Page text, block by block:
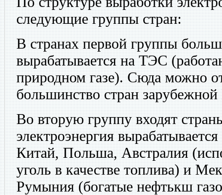
следующие группы стран:
В странах первой группы
вырабатывается на ТЭС
природном газе). Сюда можно
большинство стран
Во вторую группу входят
электроэнергия
Китай, Польша, Австралия
уголь в качестве топлива) и
Румыния (богатые нефтькш